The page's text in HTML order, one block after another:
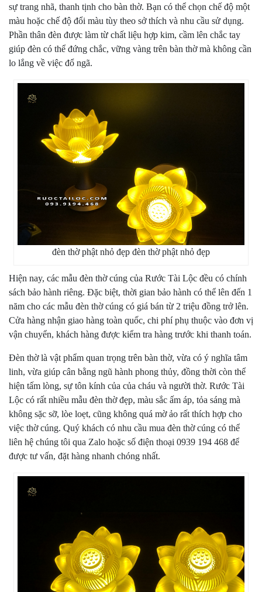
sự trang nhã, thanh tịnh cho bàn thờ. Bạn có thể chọn chế độ một
màu hoặc chế độ đổi màu tùy theo sở thích và nhu cầu sử dụng.
Phần thân đèn được làm từ chất liệu hợp kim, cầm lên chắc tay
giúp đèn có thể đứng chắc, vững vàng trên bàn thờ mà không cần
lo lắng về việc đổ ngã.
đèn thờ phật nhỏ đẹp đèn thờ phật nhỏ đẹp
Hiện nay, các mẫu đèn thờ cúng của Rước Tài Lộc đều có chính
sách bảo hành riêng. Đặc biệt, thời gian bảo hành có thể lên đến 1
năm cho các mẫu đèn thờ cúng có giá bán từ 2 triệu đồng trở lên.
Cửa hàng nhận giao hàng toàn quốc, chi phí phụ thuộc vào đơn vị
vận chuyển, khách hàng được kiểm tra hàng trước khi thanh toán.
Đèn thờ là vật phẩm quan trọng trên bàn thờ, vừa có ý nghĩa tâm
linh, vừa giúp cân bằng ngũ hành phong thủy, đồng thời còn thể
hiện tấm lòng, sự tôn kính của của cháu và người thờ. Rước Tài
Lộc có rất nhiều mẫu đèn thờ đẹp, màu sắc ấm áp, tỏa sáng mà
không sặc sỡ, lòe loẹt, cũng không quá mờ ảo rất thích hợp cho
việc thờ cúng. Quý khách có nhu cầu mua đèn thờ cúng có thể
liên hệ chúng tôi qua Zalo hoặc số điện thoại 0939 194 468 để
được tư vấn, đặt hàng nhanh chóng nhất.